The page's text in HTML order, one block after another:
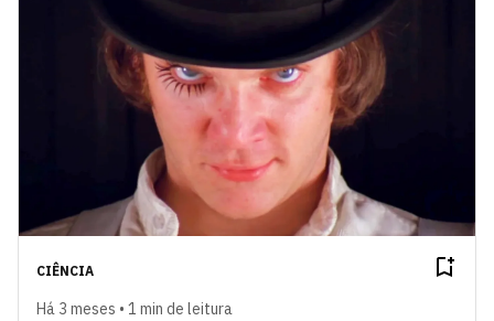
CIÊNCIA
Há 3 meses • 1 min de leitura